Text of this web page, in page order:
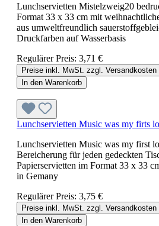
Lunchservietten Mistelzweig20
Format 33 x 33 cm mit
aus umweltfreundlich
Druckfarben auf Wasserbasis
Regulärer Preis: 3,71 €
Preise inkl. MwSt. zzgl. Versandkosten
In den Warenkorb
Lunchservietten Music was my firts
Lunchservietten Music was my first
Bereicherung für jeden gedeckten
Papierservietten im Format 33 x 33
in Gemany
Regulärer Preis: 3,75 €
Preise inkl. MwSt. zzgl. Versandkosten
In den Warenkorb